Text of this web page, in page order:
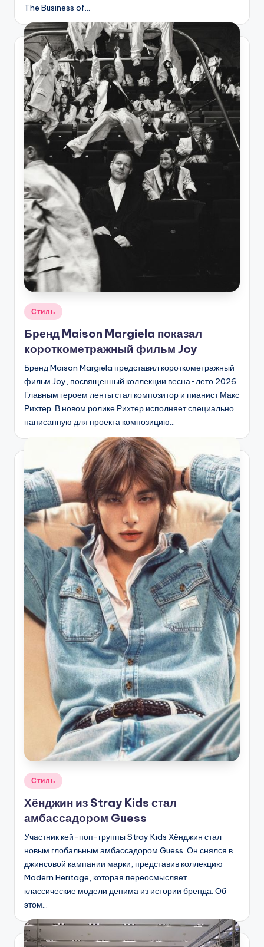
The Business of…
Опубликовано
Стиль
Бренд Maison Margiela показал
короткометражный фильм Joy
Бренд Maison Margiela представил короткометражный
фильм Joy, посвященный коллекции весна-лето 2026.
Главным героем ленты стал композитор и пианист Макс
Рихтер. В новом ролике Рихтер исполняет специально
написанную для проекта композицию…
Опубликовано
Стиль
Хёнджин из Stray Kids стал
амбассадором Guess
Участник кей-поп-группы Stray Kids Хёнджин стал
новым глобальным амбассадором Guess. Он снялся в
джинсовой кампании марки, представив коллекцию
Modern Heritage, которая переосмысляет
классические модели денима из истории бренда. Об
этом…